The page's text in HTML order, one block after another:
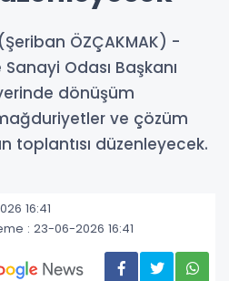
ÖZÇAKMAK) -
Odası Başkanı
dönüşüm
ve çözüm
toplantısı düzenleyecek.
16:41
: 23-06-2026 16:41